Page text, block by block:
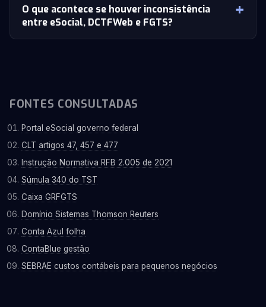
O que acontece se houver inconsistência
entre eSocial, DCTFWeb e FGTS?
FONTES CONSULTADAS
Portal eSocial governo federal
CLT artigos 47, 457 e 477
Instrução Normativa RFB 2.005 de 2021
Súmula 340 do TST
Caixa GRFGTS
Domínio Sistemas Thomson Reuters
Conta Azul folha
ContaBlue gestão
SEBRAE custos contábeis para pequenos negócios